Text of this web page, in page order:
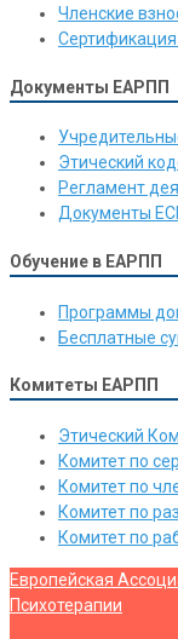
Членские
Документы ЕАРПП
Этический
Регламент
Документы
Обучение в ЕАРПП
Программы
Бесплатные
Комитеты ЕАРПП
Этический
Комитет по
Комитет по
Комитет по
Комитет по
Европейская
Психотерапии